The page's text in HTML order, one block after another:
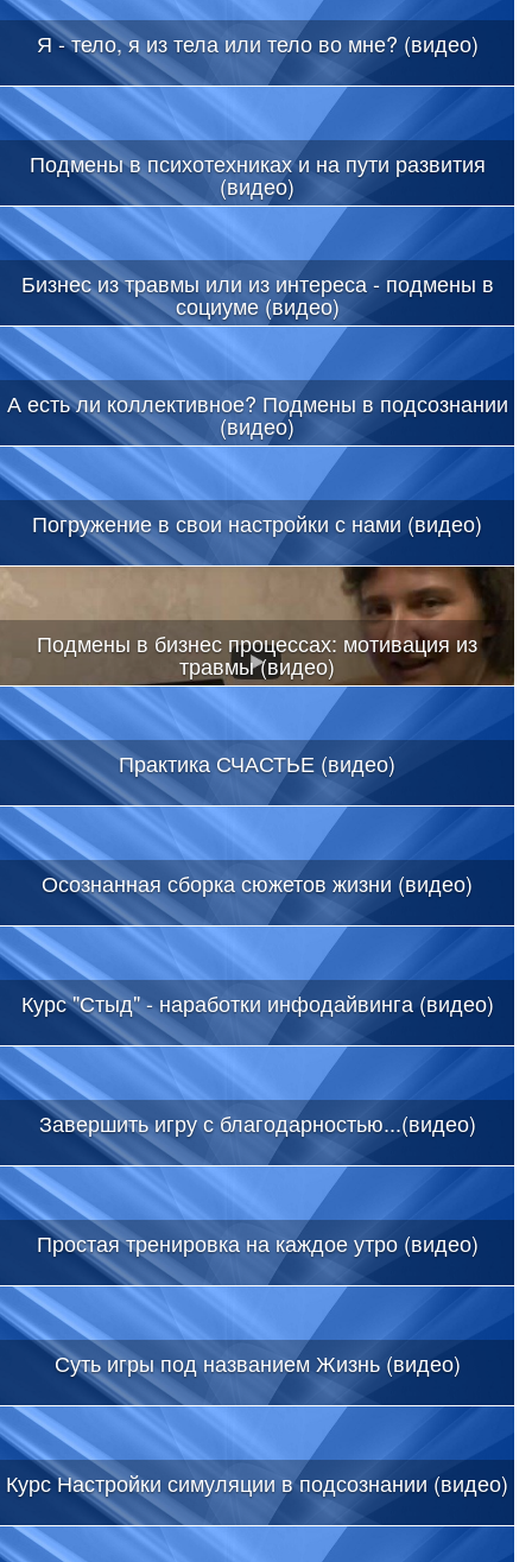
Я - тело, я из тела или тело во мне? (видео)
Подмены в психотехниках и на пути развития
(видео)
Бизнес из травмы или из интереса - подмены в
социуме (видео)
А есть ли коллективное? Подмены в подсознании
(видео)
Погружение в свои настройки с нами (видео)
Подмены в бизнес процессах: мотивация из
травмы (видео)
Практика СЧАСТЬЕ (видео)
Осознанная сборка сюжетов жизни (видео)
Курс "Стыд" - наработки инфодайвинга (видео)
Завершить игру с благодарностью...(видео)
Простая тренировка на каждое утро (видео)
Суть игры под названием Жизнь (видео)
Курс Настройки симуляции в подсознании (видео)